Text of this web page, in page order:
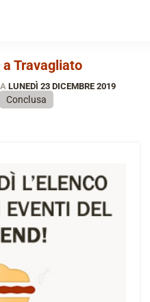
Travagliato
A LUNEDÌ 23 DICEMBRE 2019
Conclusa